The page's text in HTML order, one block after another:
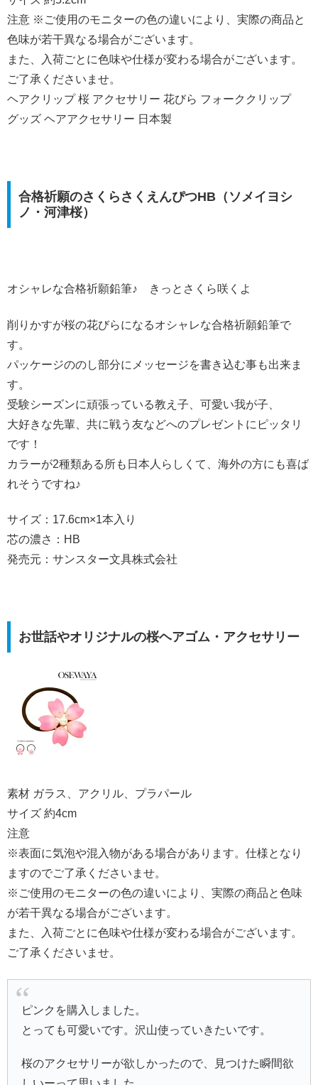
注意 ※ご使用のモニターの色の違いにより、実際の商品と
色味が若干異なる場合がございます。
また、入荷ごとに色味や仕様が変わる場合がございます。
ご了承くださいませ。
ヘアクリップ 桜 アクセサリー 花びら フォーククリップ
グッズ ヘアアクセサリー 日本製
合格祈願のさくらさくえんぴつHB（ソメイヨシ
ノ・河津桜）
オシャレな合格祈願鉛筆♪ きっとさくら咲くよ
削りかすが桜の花びらになるオシャレな合格祈願鉛筆で
す。
パッケージののし部分にメッセージを書き込む事も出来ま
す。
受験シーズンに頑張っている教え子、可愛い我が子、
大好きな先輩、共に戦う友などへのプレゼントにピッタリ
です！
カラーが2種類ある所も日本人らしくて、海外の方にも喜ば
れそうですね♪
サイズ：17.6cm×1本入り
芯の濃さ：HB
発売元：サンスター文具株式会社
お世話やオリジナルの桜ヘアゴム・アクセサリー
素材 ガラス、アクリル、プラパール
サイズ 約4cm
注意
※表面に気泡や混入物がある場合があります。仕様となり
ますのでご了承くださいませ。
※ご使用のモニターの色の違いにより、実際の商品と色味
が若干異なる場合がございます。
また、入荷ごとに色味や仕様が変わる場合がございます。
ご了承くださいませ。
ピンクを購入しました。
とっても可愛いです。沢山使っていきたいです。
桜のアクセサリーが欲しかったので、見つけた瞬間欲